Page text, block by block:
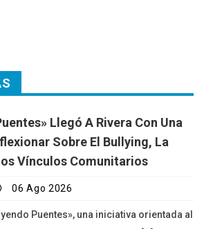
Llegó A Rivera Con Una
Sobre El Bullying, La
Vínculos Comunitarios
06 Ago 2026
Puentes», una iniciativa orientada al